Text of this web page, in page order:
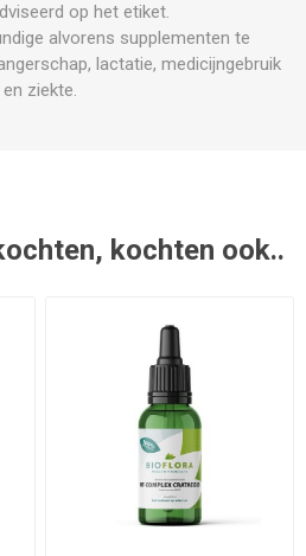
op het etiket.
alvorens supplementen te
lactatie, medicijngebruik
en ziekte.
kochten ook..